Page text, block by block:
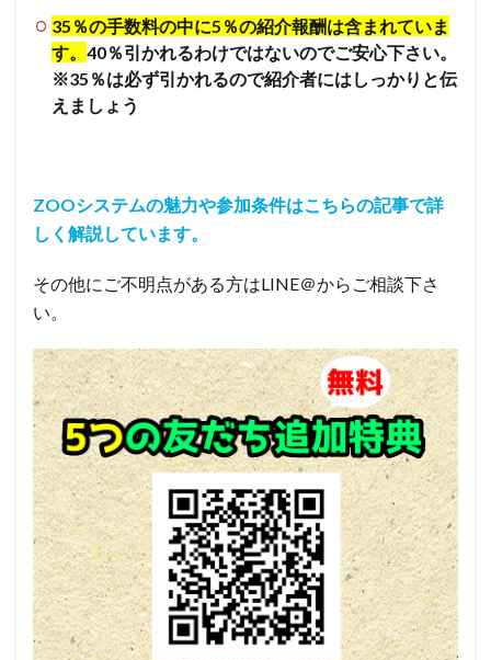
35％の手数料の中に5％の紹介報酬は含まれていま
す。 40％引かれるわけではないのでご安心下さい。
※35％は必ず引かれるので紹介者にはしっかりと伝
えましょう
ZOOシステムの魅力や参加条件はこちらの記事で詳
しく解説しています。
その他にご不明点がある方はLINE＠からご相談下さ
い。